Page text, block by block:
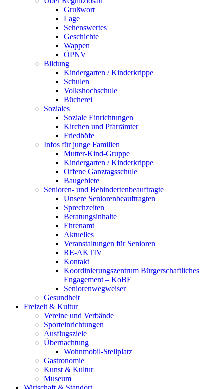
Grußwort
Lage
Sehenswertes
Geschichte
Wappen
ÖPNV
Bildung
Kindergarten / Kinderkrippe
Schulen
Volkshochschule
Bücherei
Soziales
Soziale Einrichtungen
Kirchen und Pfarrämter
Friedhöfe
Infos für junge Familien
Mutter-Kind-Gruppe
Kindergarten / Kinderkrippe
Offene Ganztagsschule
Baugebiete
Senioren- und Behindertenbeauftragte
Unsere Seniorenbeauftragten
Sprechzeiten
Beratungsinhalte
Ehrenamt
Aktuelles
Veranstaltungen für Senioren
RE-AKTIV
Kontakt
Koordinierungszentrum Bürgerschaftliches
Engagement – KoBE
Seniorenwegweiser
Gesundheit
Freizeit & Kultur
Vereine und Verbände
Sporteinrichtungen
Ausflugsziele
Übernachtung
Wohnmobil-Stellplatz
Gastronomie
Kunst & Kultur
Museum